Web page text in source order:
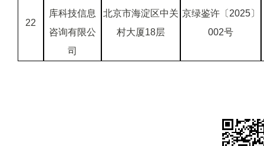
22
库科技信息
咨询有限公
司
北京市海淀区中关
村大厦18层
京绿鉴许〔 2025〕
002号